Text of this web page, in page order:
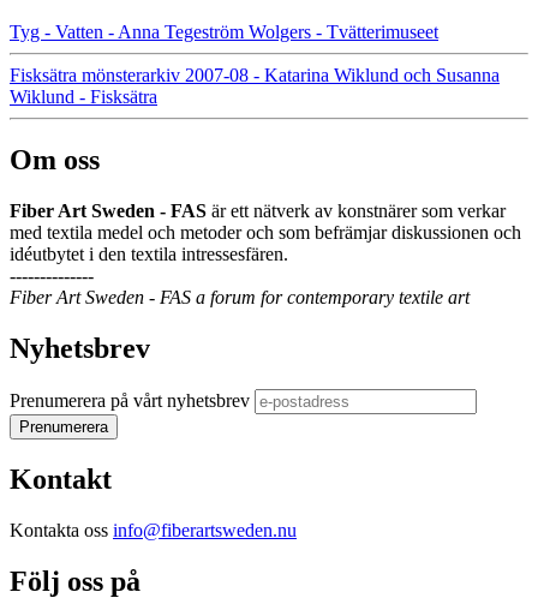
Tyg - Vatten - Anna Tegeström Wolgers - Tvätterimuseet
Fisksätra mönsterarkiv 2007-08 - Katarina Wiklund och Susanna
Wiklund - Fisksätra
Om oss
Fiber Art Sweden - FAS är ett nätverk av konstnärer som verkar
med textila medel och metoder och som befrämjar diskussionen och
idéutbytet i den textila intressesfären.
--------------
Fiber Art Sweden - FAS a forum for contemporary textile art
Nyhetsbrev
Prenumerera på vårt nyhetsbrev
Kontakt
Kontakta oss info@fiberartsweden.nu
Följ oss på